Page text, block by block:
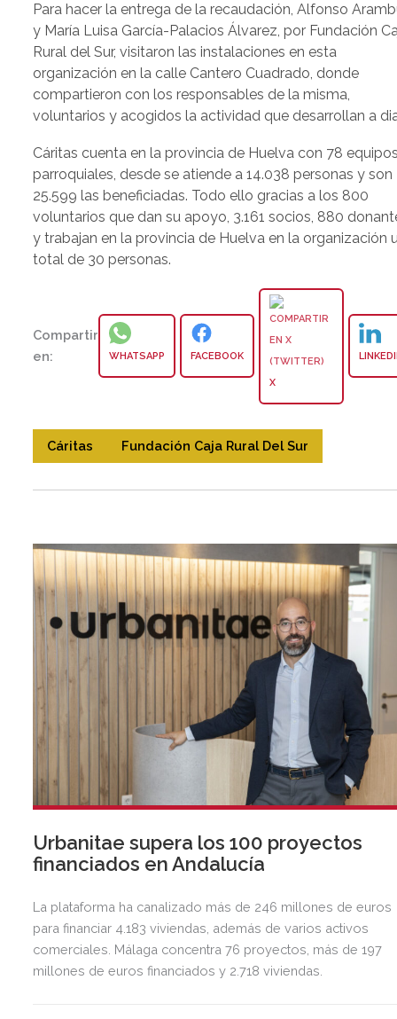
Para hacer la entrega de la recaudación, Alfonso
y María Luisa García-Palacios Álvarez, por Fundación
Rural del Sur, visitaron las instalaciones en esta
organización en la calle Cantero Cuadrado, donde
compartieron con los responsables de la misma,
voluntarios y acogidos la actividad que desarrollan a
Cáritas cuenta en la provincia de Huelva con 78
parroquiales, desde se atiende a 14.038 personas y son
25.599 las beneficiadas. Todo ello gracias a los 800
voluntarios que dan su apoyo, 3.161 socios, 880
y trabajan en la provincia de Huelva en la organización
total de 30 personas.
Compartir
en:
WHATSAPP FACEBOOK
X
Cáritas Fundación Caja Rural Del Sur
Urbanitae supera los 100 proyectos
financiados en Andalucía
La plataforma ha canalizado más de 246 millones de euros
para financiar 4.183 viviendas, además de varios activos
comerciales. Málaga concentra 76 proyectos, más de 197
millones de euros financiados y 2.718 viviendas.